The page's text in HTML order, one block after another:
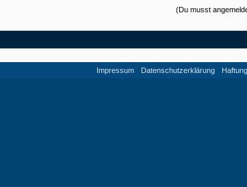
(Du musst
Impressum Datenschutzerklärung